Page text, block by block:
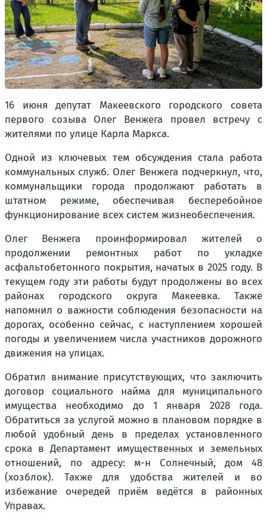
16 июня депутат Макеевского городского совета
первого созыва Олег Венжега провел встречу с
жителями по улице Карла Маркса.
Одной из ключевых тем обсуждения стала работа
коммунальных служб. Олег Венжега подчеркнул, что,
коммунальщики города продолжают работать в
штатном режиме, обеспечивая бесперебойное
функционирование всех систем жизнеобеспечения.
Олег Венжега проинформировал жителей о
продолжении ремонтных работ по укладке
асфальтобетонного покрытия, начатых в 2025 году. В
текущем году эти работы будут продолжены во всех
районах городского округа Макеевка. Также
напомнил о важности соблюдения безопасности на
дорогах, особенно сейчас, с наступлением хорошей
погоды и увеличением числа участников дорожного
движения на улицах.
Обратил внимание присутствующих, что заключить
договор социального найма для муниципального
имущества необходимо до 1 января 2028 года.
Обратиться за услугой можно в плановом порядке в
любой удобный день в пределах установленного
срока в Департамент имущественных и земельных
отношений, по адресу: м-н Солнечный, дом 48
(хозблок). Также для удобства жителей и во
избежание очередей приём ведётся в районных
Управах.